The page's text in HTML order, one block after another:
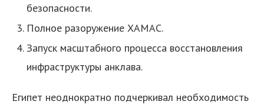
безопасности.
Полное разоружение ХАМАС.
Запуск масштабного процесса восстановления
инфраструктуры анклава.
Египет неоднократно подчеркивал необходимость